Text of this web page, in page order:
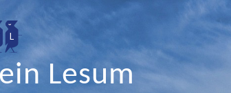
Lesum